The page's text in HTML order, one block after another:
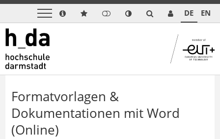
DE EN
Formatvorlagen &
Dokumentationen mit Word
(Online)